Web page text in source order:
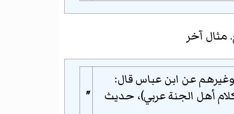
مثال آخر
وغيرهم عن ابن عباس قال:
أهل الجنة عربي)، حديث
"